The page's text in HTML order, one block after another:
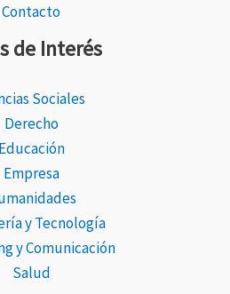
Contacto
de Interés
Sociales
Derecho
Educación
Empresa
y Tecnología
y Comunicación
Salud